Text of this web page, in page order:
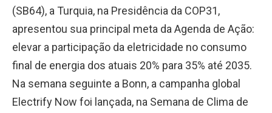
(SB64), a Turquia, na Presidência da COP31,
apresentou sua principal meta da Agenda de Ação:
elevar a participação da eletricidade no consumo
final de energia dos atuais 20% para 35% até 2035.
Na semana seguinte a Bonn, a campanha global
Electrify Now foi lançada, na Semana de Clima de